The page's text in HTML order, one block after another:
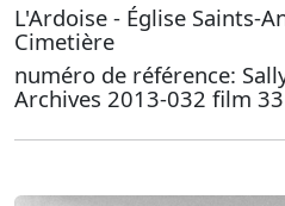
L'Ardoise - Église Saints-
Cimetière
numéro de référence:
Archives 2013-032 film